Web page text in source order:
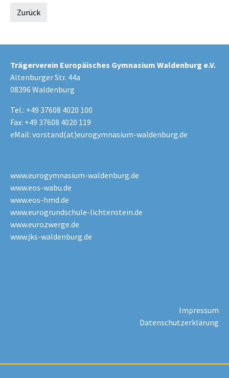
Zurück
Trägerverein Europäisches Gymnasium Waldenburg e.V.
Altenburger Str. 44a
08396 Waldenburg
Tel.: +49 37608 4020 100
Fax: +49 37608 4020 119
eMail: vorstand(at)eurogymnasium-waldenburg.de
www.eurogymnasium-waldenburg.de
www.eos-wabu.de
www.eos-hmd.de
www.eurogrundschule-lichtenstein.de
www.eurozwerge.de
www.jks-waldenburg.de
Impressum
Datenschutzerklärung